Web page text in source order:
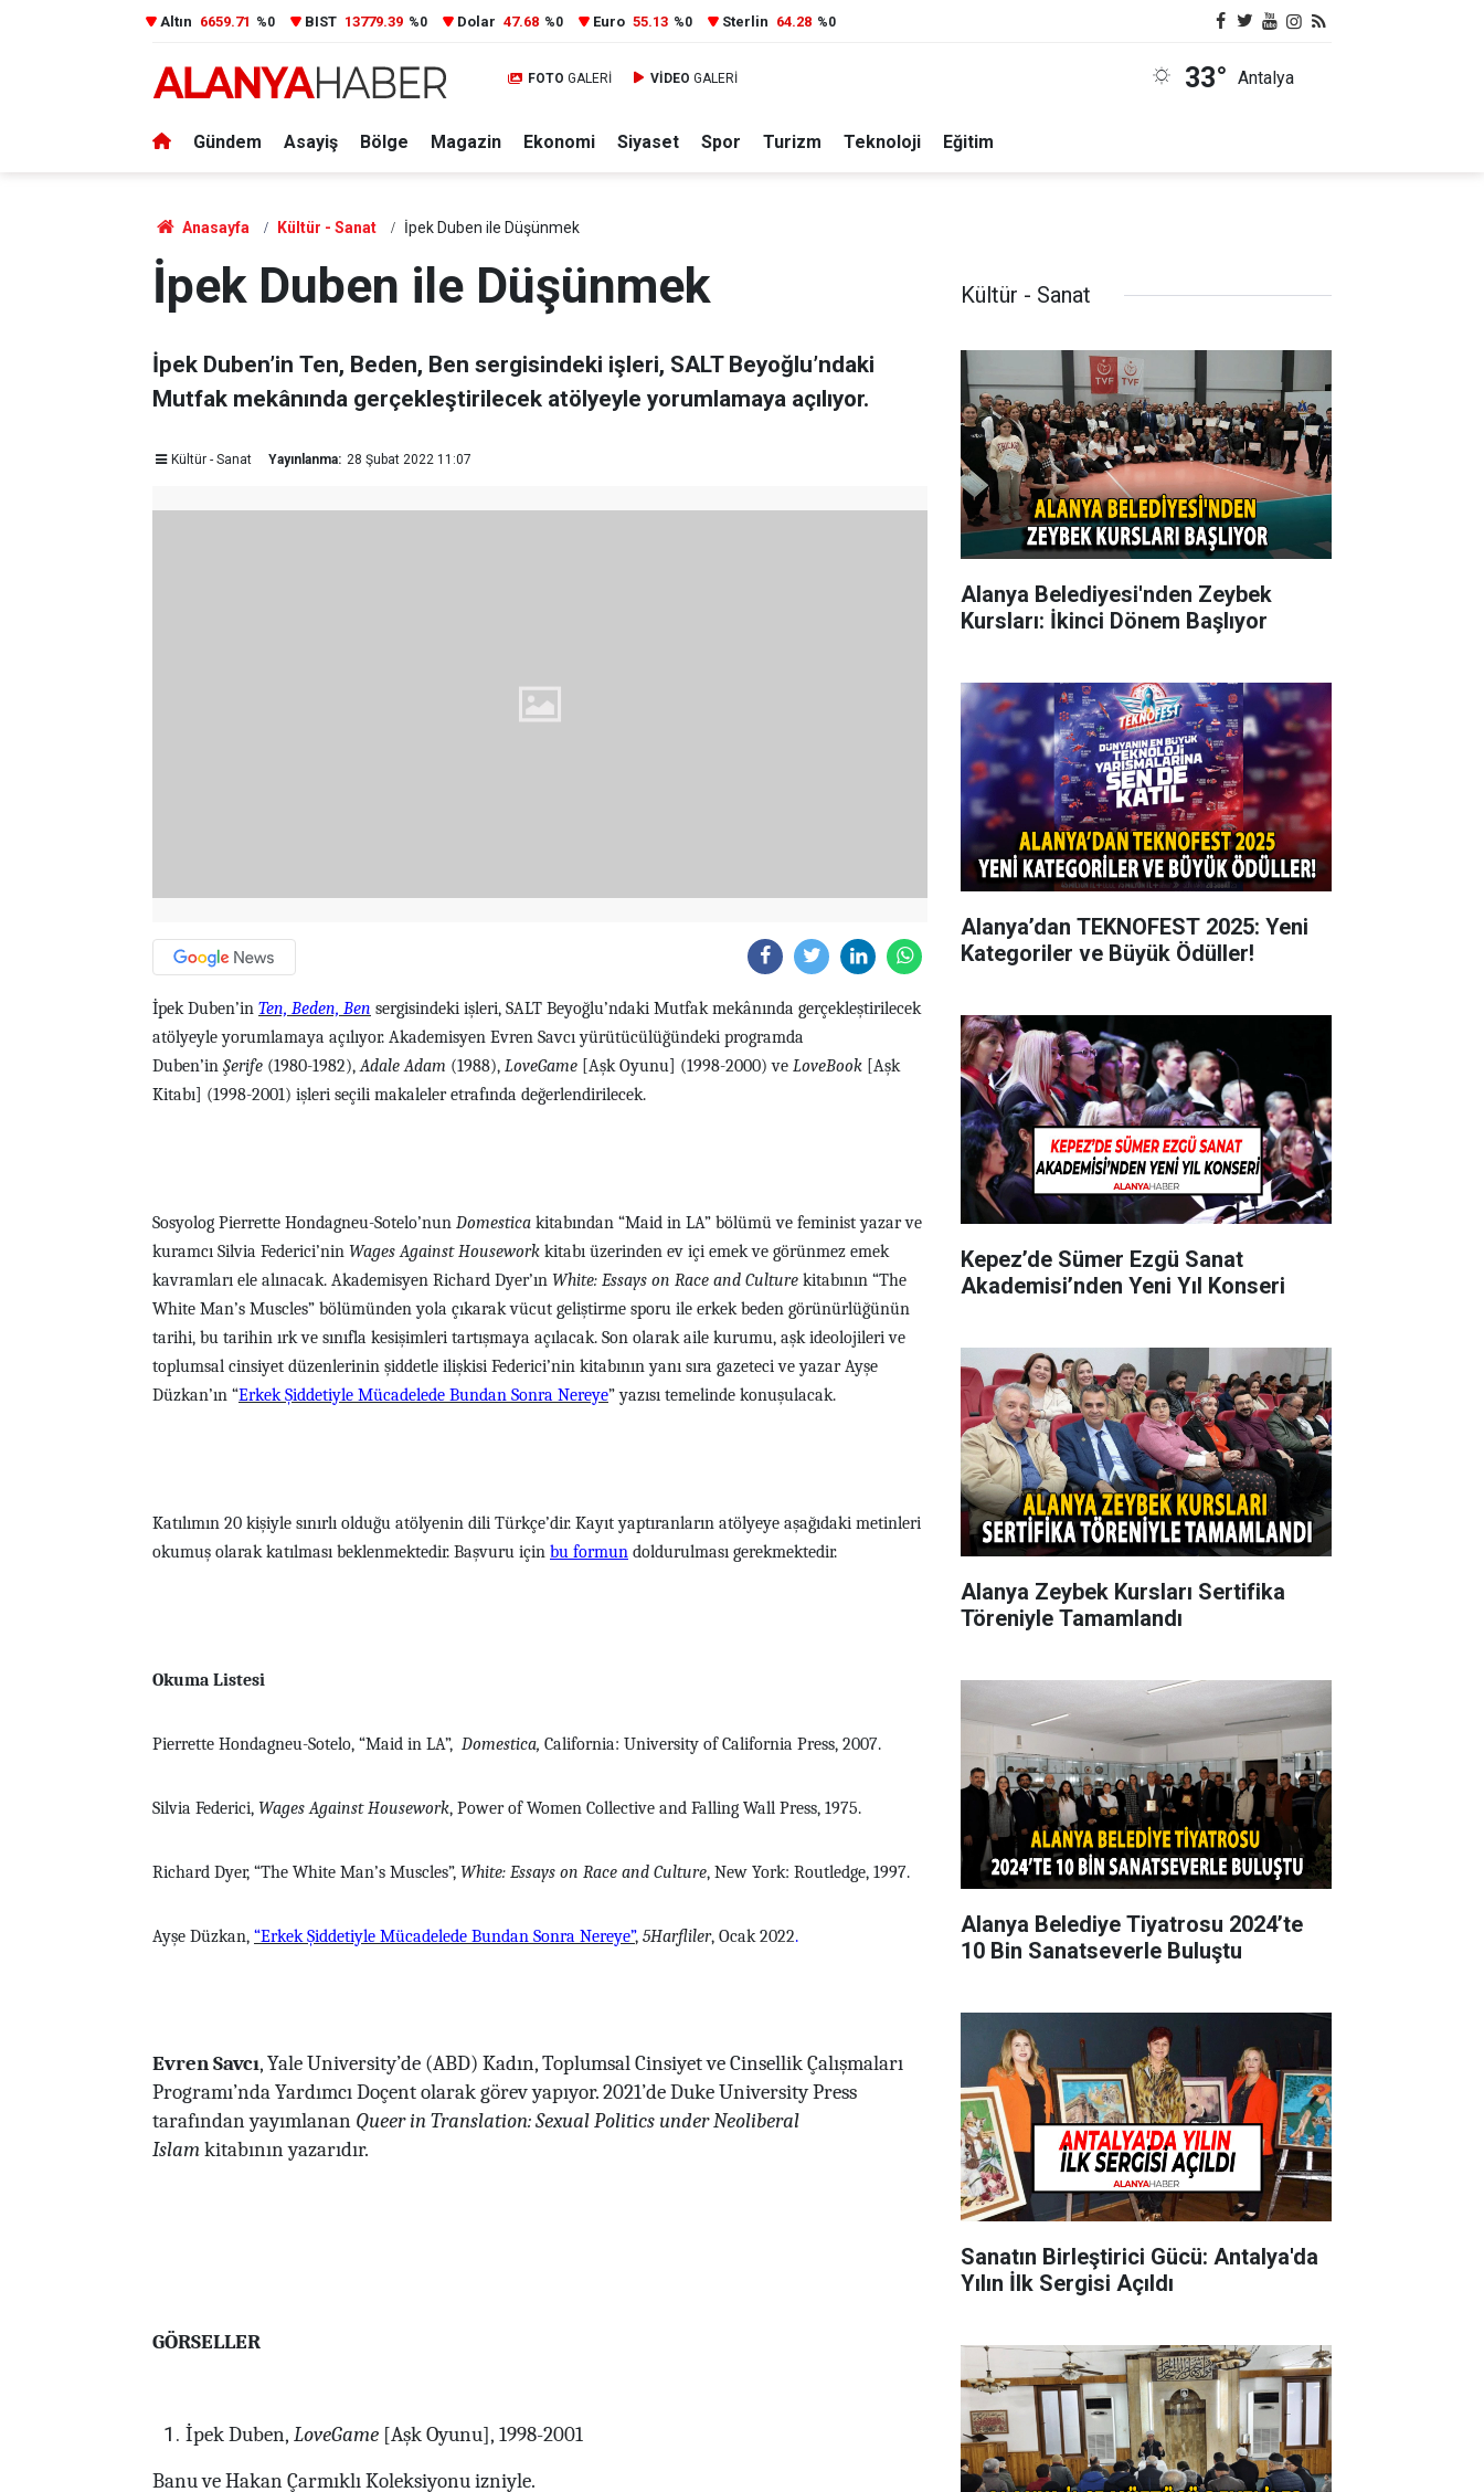
Altın 6659.71 %0 BIST 13779.39 %0 Dolar 47.68 %0 Euro 55.13 %0 Sterlin 64.28 %0
FOTO GALERİ VİDEO GALERİ 33° Antalya
Gündem Asayiş Bölge Magazin Ekonomi Siyaset Spor Turizm Teknoloji Eğitim
Anasayfa Kültür - Sanat İpek Duben ile Düşünmek
İpek Duben ile Düşünmek
İpek Duben’in Ten, Beden, Ben sergisindeki işleri, SALT Beyoğlu’ndaki
Mutfak mekânında gerçekleştirilecek atölyeyle yorumlamaya açılıyor.
Kültür - Sanat Yayınlanma: 28 Şubat 2022 11:07
İpek Duben’in Ten, Beden, Ben sergisindeki işleri, SALT Beyoğlu’ndaki Mutfak mekânında gerçekleştirilecek
atölyeyle yorumlamaya açılıyor. Akademisyen Evren Savcı yürütücülüğündeki programda
Duben’in Şerife (1980-1982), Adale Adam (1988), LoveGame [Aşk Oyunu] (1998-2000) ve LoveBook [Aşk
Kitabı] (1998-2001) işleri seçili makaleler etrafında değerlendirilecek.
Sosyolog Pierrette Hondagneu-Sotelo’nun Domestica kitabından “Maid in LA” bölümü ve feminist yazar ve
kuramcı Silvia Federici’nin Wages Against Housework kitabı üzerinden ev içi emek ve görünmez emek
kavramları ele alınacak. Akademisyen Richard Dyer’ın White: Essays on Race and Culture kitabının “The
White Man’s Muscles” bölümünden yola çıkarak vücut geliştirme sporu ile erkek beden görünürlüğünün
tarihi, bu tarihin ırk ve sınıfla kesişimleri tartışmaya açılacak. Son olarak aile kurumu, aşk ideolojileri ve
toplumsal cinsiyet düzenlerinin şiddetle ilişkisi Federici’nin kitabının yanı sıra gazeteci ve yazar Ayşe
Düzkan’ın “Erkek Şiddetiyle Mücadelede Bundan Sonra Nereye” yazısı temelinde konuşulacak.
Katılımın 20 kişiyle sınırlı olduğu atölyenin dili Türkçe’dir. Kayıt yaptıranların atölyeye aşağıdaki metinleri
okumuş olarak katılması beklenmektedir. Başvuru için bu formun doldurulması gerekmektedir.
Okuma Listesi
Pierrette Hondagneu-Sotelo, “Maid in LA”, Domestica, California: University of California Press, 2007.
Silvia Federici, Wages Against Housework, Power of Women Collective and Falling Wall Press, 1975.
Richard Dyer, “The White Man’s Muscles”, White: Essays on Race and Culture, New York: Routledge, 1997.
Ayşe Düzkan, “Erkek Şiddetiyle Mücadelede Bundan Sonra Nereye”, 5Harfliler, Ocak 2022.
Evren Savcı, Yale University’de (ABD) Kadın, Toplumsal Cinsiyet ve Cinsellik Çalışmaları
Programı’nda Yardımcı Doçent olarak görev yapıyor. 2021’de Duke University Press
tarafından yayımlanan Queer in Translation: Sexual Politics under Neoliberal
Islamkitabının yazarıdır.
GÖRSELLER
İpek Duben, LoveGame [Aşk Oyunu], 1998-2001
Banu ve Hakan Çarmıklı Koleksiyonu izniyle.
Kültür - Sanat
Alanya Belediyesi'nden Zeybek
Kursları: İkinci Dönem Başlıyor
Alanya’dan TEKNOFEST 2025: Yeni
Kategoriler ve Büyük Ödüller!
Kepez’de Sümer Ezgü Sanat
Akademisi’nden Yeni Yıl Konseri
Alanya Zeybek Kursları Sertifika
Töreniyle Tamamlandı
Alanya Belediye Tiyatrosu 2024’te
10 Bin Sanatseverle Buluştu
Sanatın Birleştirici Gücü: Antalya'da
Yılın İlk Sergisi Açıldı